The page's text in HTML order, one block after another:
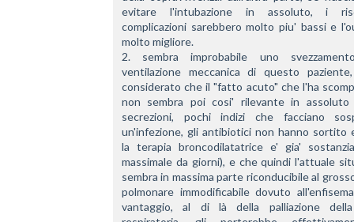
evitare l'intubazione in assoluto, i
complicazioni sarebbero molto piu' bassi e
molto migliore.
2. sembra improbabile uno
ventilazione meccanica di questo
considerato che il "fatto acuto" che l'ha
non sembra poi cosi' rilevante in assoluto
secrezioni, pochi indizi che facciano
un'infezione, gli antibiotici non hanno sortito
la terapia broncodilatatrice e' gia'
massimale da giorni), e che quindi l'attuale
sembra in massima parte riconducibile al
polmonare immodificabile dovuto
vantaggio, al di là della palliazione